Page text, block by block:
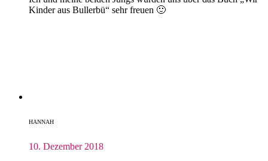
Kinder aus Bullerbü“ sehr freuen 🙂
HANNAH
10. Dezember 2018